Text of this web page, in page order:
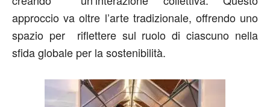
approccio va oltre l’arte tradizionale, offrendo uno
spazio per riflettere sul ruolo di ciascuno nella
sfida globale per la sostenibilità.